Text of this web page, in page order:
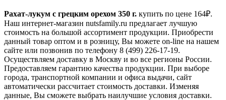
Рахат-лукум с грецким орехом 350 г. купить по цене 164₽.
Наш интернет-магазин nutsfamily.ru предлагает лучшую
стоимость на большой ассортимент продукции. Приобрести
данный товар оптом и в розницу, Вы можете on-line на нашем
сайте или позвонив по телефону 8 (499) 226-17-19.
Осуществляем доставку в Москву и во все регионы России.
Предоставляем гарантию качества продукции. При выборе
города, транспортной компании и офиса выдачи, сайт
автоматически рассчитает стоимость доставки. Изменяя
данные, Вы сможете выбрать наилучшие условия доставки.